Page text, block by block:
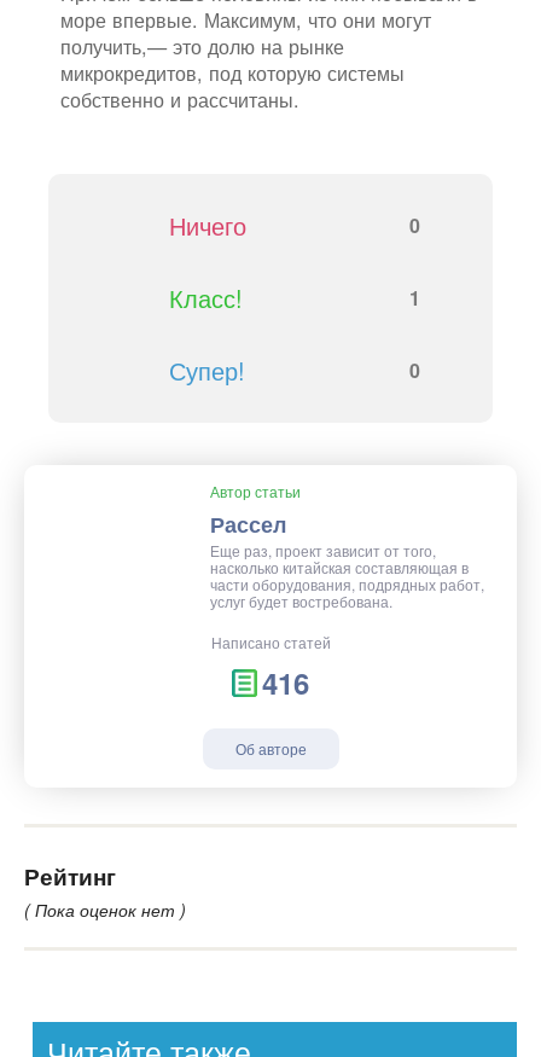
море впервые. Максимум, что они могут
получить,— это долю на рынке
микрокредитов, под которую системы
собственно и рассчитаны.
Ничего 0
Класс! 1
Супер! 0
Автор статьи
Рассел
Еще раз, проект зависит от того,
насколько китайская составляющая в
части оборудования, подрядных работ,
услуг будет востребована.
Написано статей
416
Об авторе
Рейтинг
( Пока оценок нет )